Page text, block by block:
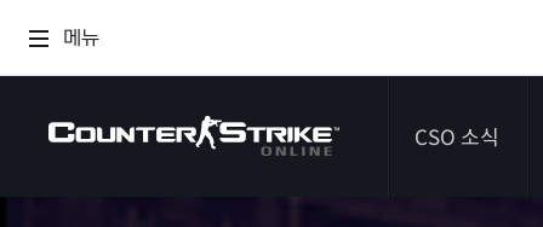
메뉴
CSO 소식